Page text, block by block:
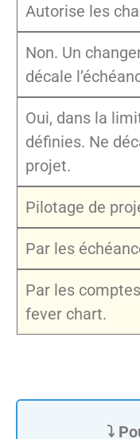
Autorise les
Non. Un
décale
Oui, dans la
définies. Ne
projet.
Pilotage de
Par les
Par les
fever chart.